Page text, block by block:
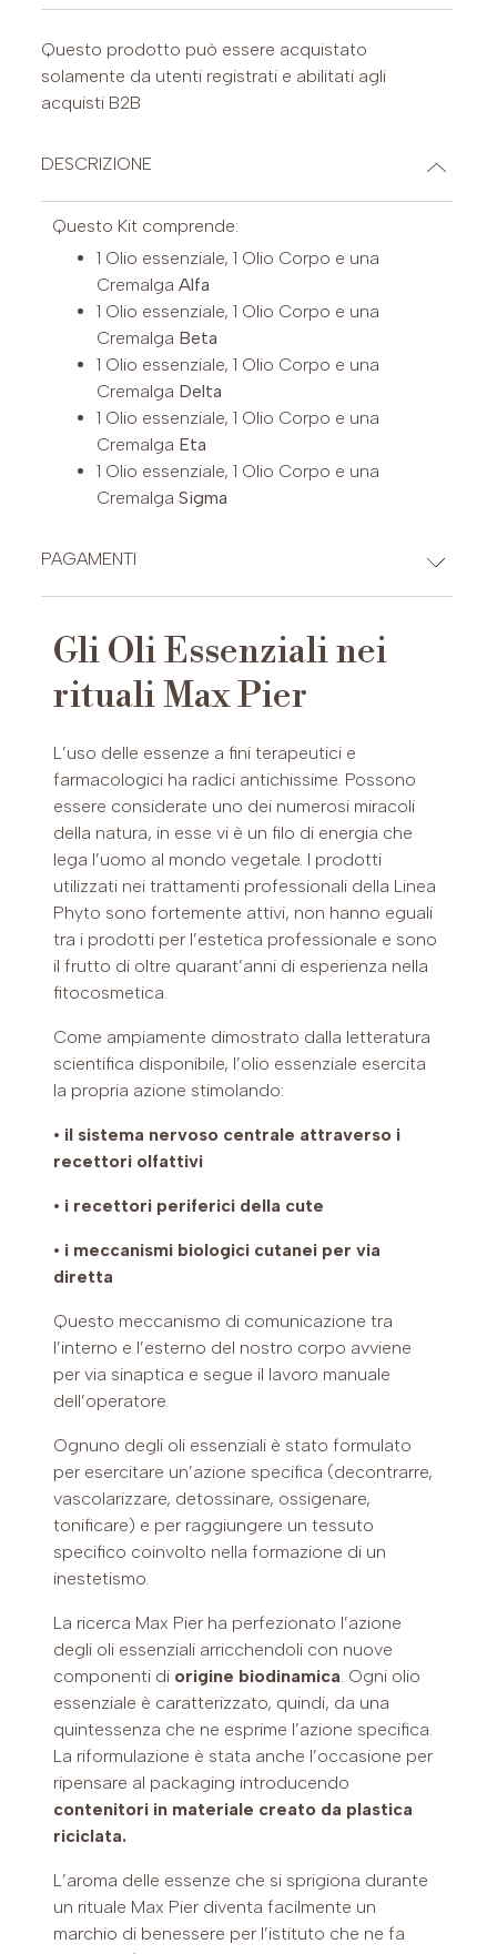
Questo prodotto può essere acquistato
solamente da utenti registrati e abilitati agli
acquisti B2B
DESCRIZIONE
Questo Kit comprende:
1 Olio essenziale, 1 Olio Corpo e una
CremalgaAlfa
1 Olio essenziale, 1 Olio Corpo e una
Cremalga Beta
1 Olio essenziale, 1 Olio Corpo e una
Cremalga Delta
1 Olio essenziale, 1 Olio Corpo e una
Cremalga Eta
1 Olio essenziale, 1 Olio Corpo e una
CremalgaSigma
PAGAMENTI
24 rate (60-5.000 €))
Gli Oli Essenziali nei
rituali Max Pier
L’uso delle essenze a fini terapeutici e
farmacologici ha radici antichissime. Possono
essere considerate uno dei numerosi miracoli
della natura, in esse vi è un filo di energia che
lega l’uomo al mondo vegetale. I prodotti
utilizzati nei trattamenti professionali della Linea
Phyto sono fortemente attivi, non hanno eguali
tra i prodotti per l’estetica professionale e sono
il frutto di oltre quarant’anni di esperienza nella
fitocosmetica.
Come ampiamente dimostrato dalla letteratura
scientifica disponibile, l’olio essenziale esercita
la propria azione stimolando:
• il sistema nervoso centrale attraverso i
recettori olfattivi
• i recettori periferici della cute
• i meccanismi biologici cutanei per via
diretta
Questo meccanismo di comunicazione tra
l’interno e l’esterno del nostro corpo avviene
per via sinaptica e segue il lavoro manuale
dell’operatore.
Ognuno degli oli essenziali è stato formulato
per esercitare un’azione specifica (decontrarre,
vascolarizzare, detossinare, ossigenare,
tonificare) e per raggiungere un tessuto
specifico coinvolto nella formazione di un
inestetismo.
La ricerca Max Pier ha perfezionato l’azione
degli oli essenziali arricchendoli con nuove
componenti di origine biodinamica. Ogni olio
essenziale è caratterizzato, quindi, da una
quintessenza che ne esprime l’azione specifica.
La riformulazione è stata anche l’occasione per
ripensare al packaging introducendo
contenitori in materiale creato da plastica
riciclata.
L’aroma delle essenze che si sprigiona durante
un rituale Max Pier diventa facilmente un
marchio di benessere per l’istituto che ne fa